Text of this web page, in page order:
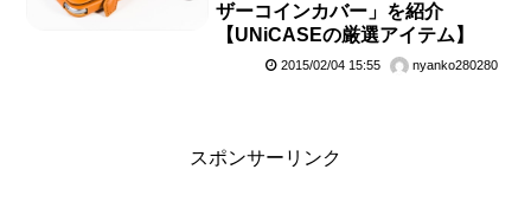
ザーコインカバー」を紹介
【UNiCASEの厳選アイテム】
2015/02/04 15:55 nyanko280280
スポンサーリンク